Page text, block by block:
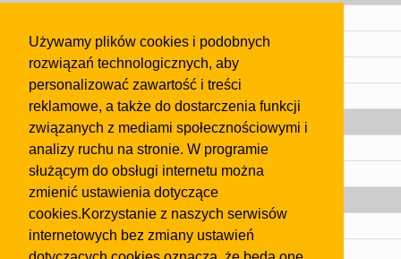
Używamy plików cookies i podobnych
rozwiązań technologicznych, aby
personalizować zawartość i treści
reklamowe, a także do dostarczenia funkcji
związanych z mediami społecznościowymi i
analizy ruchu na stronie. W programie
służącym do obsługi internetu można
zmienić ustawienia dotyczące
cookies.Korzystanie z naszych serwisów
internetowych bez zmiany ustawień
Kontakt
Regulamin
Gazeta
Olkusz
Kontakt
Strefa dla biznesu
Dealerzy i autokomisy